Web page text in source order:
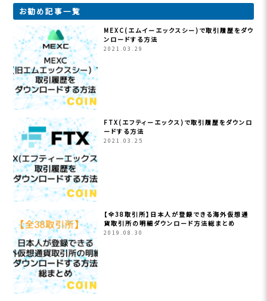
お勧め記事一覧
MEXC(エムイーエックスシー)で取引履歴をダウ
ンロードする方法
2021.03.29
FTX(エフティーエックス)で取引履歴をダウンロ
ードする方法
2021.03.25
【全38取引所】日本人が登録できる海外仮想通
貨取引所の明細ダウンロード方法総まとめ
2019.08.30